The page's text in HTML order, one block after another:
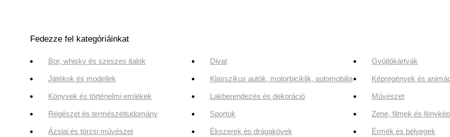
Fedezze fel kategóriáinkat
Bor, whisky és szeszes italok Divat Gyűjtőkártyák
Játékok és modellek Klasszikus autók, motorbiciklik, automobilia Képregények és
Könyvek és történelmi emlékek Lakberendezés és dekoráció Művészet
Régészet és természettudomány Sportok Zene, filmek és
Ázsiai és törzsi művészet Ékszerek és drágakövek Érmék és bélyegek